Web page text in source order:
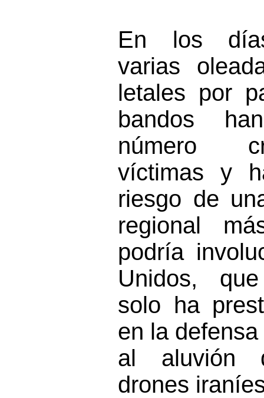
En los
varias
letales por
bandos
número
víctimas y
riesgo de
regional
podría
Unidos,
solo ha
en la
al aluvión
drones